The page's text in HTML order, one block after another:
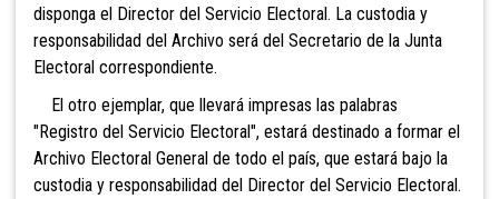
disponga el Director del Servicio Electoral. La custodia y
responsabilidad del Archivo será del Secretario de la Junta
Electoral correspondiente.
El otro ejemplar, que llevará impresas las palabras
"Registro del Servicio Electoral", estará destinado a formar el
Archivo Electoral General de todo el país, que estará bajo la
custodia y responsabilidad del Director del Servicio Electoral.